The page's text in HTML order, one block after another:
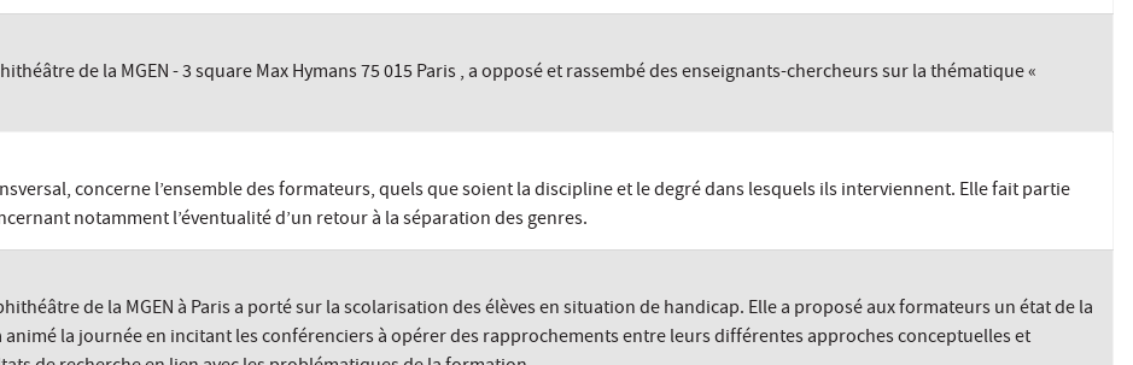
de la MGEN - 3 square Max Hymans 75 015 Paris , a opposé et rassembé des enseignants-chercheurs sur la thématique «
concerne l’ensemble des formateurs, quels que soient la discipline et le degré dans lesquels ils interviennent. Elle fait partie
notamment l’éventualité d’un retour à la séparation des genres.
de la MGEN à Paris a porté sur la scolarisation des élèves en situation de handicap. Elle a proposé aux formateurs un état de la
la journée en incitant les conférenciers à opérer des rapprochements entre leurs différentes approches conceptuelles et